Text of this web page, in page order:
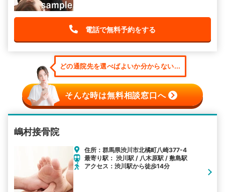
電話で無料予約をする
どの通院先を選べばよいか分からない...
そんな時は無料相談窓口へ
嶋村接骨院
住所：群馬県渋川市北橘町八崎377-4
最寄り駅： 渋川駅 / 八木原駅 / 敷島駅
アクセス：渋川駅から徒歩14分